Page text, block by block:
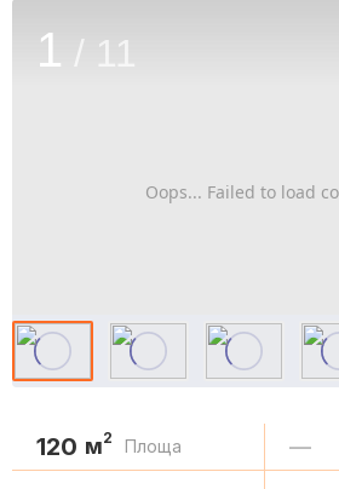
Oops... Failed to load
1 / 11
120 м2 Площа —